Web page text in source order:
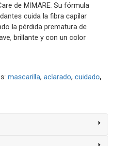
de MIMARE. Su fórmula
cuida la fibra capilar
la pérdida prematura de
brillante y con un color
mascarilla aclarado cuidado